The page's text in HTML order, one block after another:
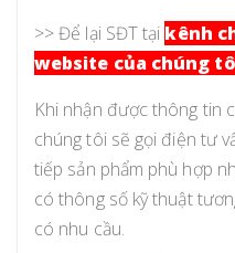
>> Để lại SĐT tại kênh
website của chúng
Khi nhận được thông tin
chúng tôi sẽ gọi điện tư
tiếp sản phẩm phù hợp
có thông số kỹ thuật
có nhu cầu.